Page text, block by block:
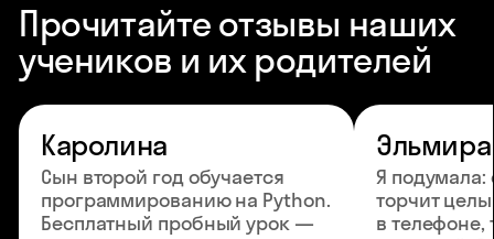
Прочитайте отзывы наших
учеников и их родителей
Каролина
Сын второй год обучается
программированию на Python.
Бесплатный пробный урок —
Я подумала:
торчит
в телефоне,